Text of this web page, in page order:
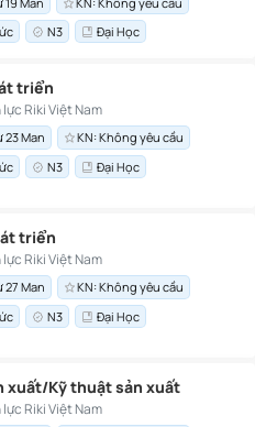
N3 Đại Học
triển
Riki Việt Nam
23 Man
KN: Không yêu cầu
N3 Đại Học
triển
Riki Việt Nam
27 Man
KN: Không yêu cầu
N3 Đại Học
xuất/Kỹ thuật sản xuất
Riki Việt Nam